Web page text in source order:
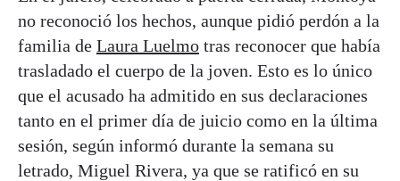
no reconoció los hechos, aunque pidió perdón a la
familia de Laura Luelmo tras reconocer que había
trasladado el cuerpo de la joven. Esto es lo único
que el acusado ha admitido en sus declaraciones
tanto en el primer día de juicio como en la última
sesión, según informó durante la semana su
letrado, Miguel Rivera, ya que se ratificó en su